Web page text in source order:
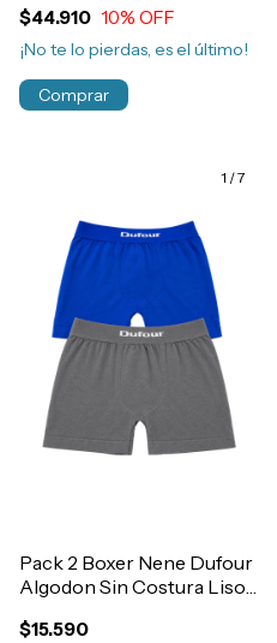
$44.910 10% OFF
¡No te lo pierdas, es el último!
Comprar
1 /7
Pack 2 Boxer Nene Dufour
Algodon Sin Costura Liso
$15.590